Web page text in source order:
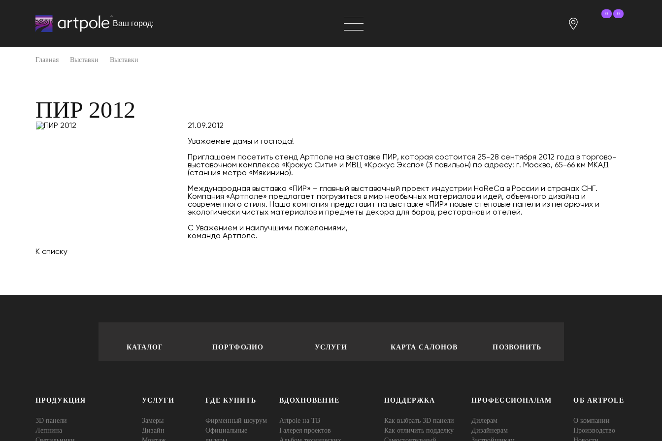
Ваш город:
0 0
Главная Выставки Выставки
ПИР 2012
21.09.2012
Уважаемые дамы и господа!
Приглашаем посетить стенд Артполе на выставке ПИР, которая состоится 25-28 сентября 2012 года в торгово-
выставочном комплексе «Крокус Сити» и МВЦ «Крокус Экспо» (3 павильон) по адресу: г. Москва, 65-66 км МКАД
(станция метро «Мякинино).
Международная выставка «ПИР» – главный выставочный проект индустрии HoReCa в России и странах СНГ.
Компания «Артполе» предлагает погрузиться в мир необычных материалов и идей, объемного дизайна и
современного стиля. Наша компания представит на выставке «ПИР» новые стеновые панели из негорючих и
экологически чистых материалов и предметы декора для баров, ресторанов и отелей.
С Уважением и наилучшими пожеланиями,
команда Артполе.
К списку
КАТАЛОГ ПОРТФОЛИО УСЛУГИ КАРТА САЛОНОВ ПОЗВОНИТЬ
ПРОДУКЦИЯ
3D панели
Лепнина
УСЛУГИ
Замеры
Дизайн
ГДЕ КУПИТЬ
Фирменный шоурум
Официальные
ВДОХНОВЕНИЕ
Artpole на ТВ
Галерея проектов
ПОДДЕРЖКА
Как выбрать 3D панели
Как отличить подделку
ПРОФЕССИОНАЛАМ
Дилерам
Дизайнерам
ОБ ARTPOLE
О компании
Производство